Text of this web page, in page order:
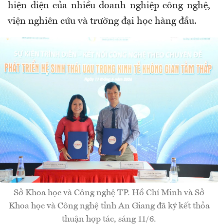
hiện diện của nhiều doanh nghiệp công nghệ,
viện nghiên cứu và trường đại học hàng đầu.
Sở Khoa học và Công nghệ TP. Hồ Chí Minh và Sở
Khoa học và Công nghệ tỉnh An Giang đã ký kết thỏa
thuận hợp tác, sáng 11/6.